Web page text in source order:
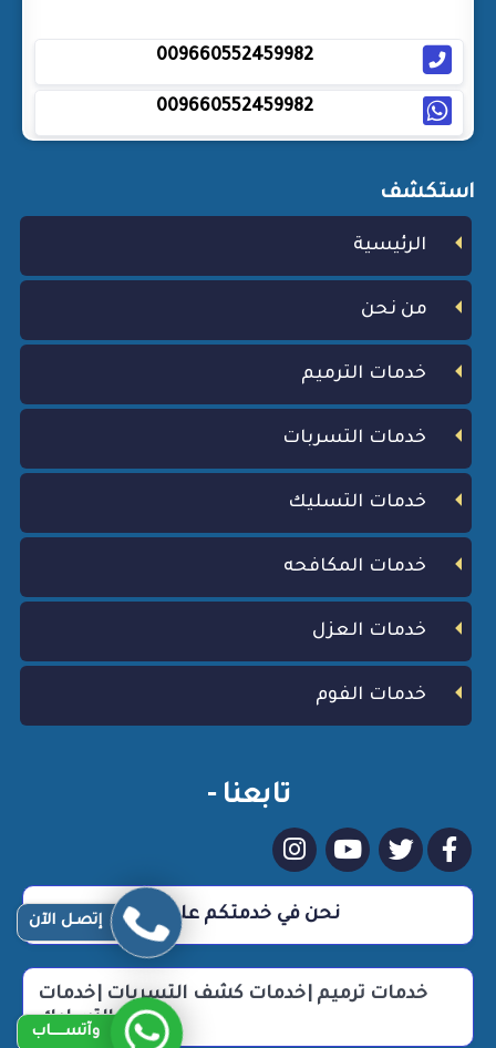
009660552459982
009660552459982
استكشف
الرئيسية
من نحن
خدمات الترميم
خدمات التسربات
خدمات التسليك
خدمات المكافحه
خدمات العزل
خدمات الفوم
تابعنا -
نحن في خدمتكم علي مدار 24 ساعة
خدمات ترميم |خدمات كشف التسربات |خدمات
التسليك
إتصـل الآن
وآتســــاب